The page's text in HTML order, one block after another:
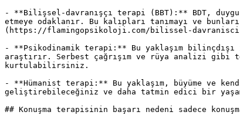
- **Bilişsel-davranışçı terapi (BBT):** BDT,
etmeye odaklanır. Bu kalıpları tanımayı ve
(https://flamingopsikoloji.com/bilissel-
- **Psikodinamik terapi:** Bu yaklaşım bilinçdışı
araştırır. Serbest çağrışım ve rüya analizi gibi
kurtulabilirsiniz.
- **Hümanist terapi:** Bu yaklaşım, büyüme ve
geliştirebileceğiniz ve daha tatmin edici bir
## Konuşma terapisinin başarı nedeni sadece